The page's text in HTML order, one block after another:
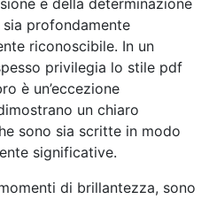
e della determinazione
profondamente
riconoscibile. In un
privilegia lo stile pdf
è un’eccezione
un chiaro
sono sia scritte in modo
significative.
di brillantezza, sono